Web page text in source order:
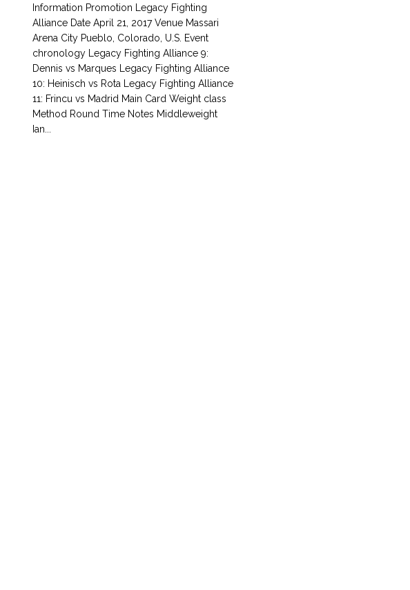
Information Promotion Legacy Fighting
Alliance Date April 21, 2017 Venue Massari
Arena City Pueblo, Colorado, U.S. Event
chronology Legacy Fighting Alliance 9:
Dennis vs Marques Legacy Fighting Alliance
10: Heinisch vs Rota Legacy Fighting Alliance
11: Frincu vs Madrid Main Card Weight class
Method Round Time Notes Middleweight
Ian...